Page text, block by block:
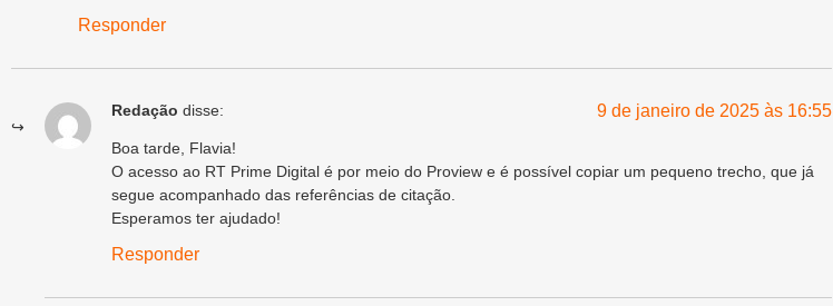
Responder
Redação disse: 9 de janeiro de 2025 às 16:55
Boa tarde, Flavia!
O acesso ao RT Prime Digital é por meio do Proview e é possível copiar um pequeno trecho, que já
segue acompanhado das referências de citação.
Esperamos ter ajudado!
Responder